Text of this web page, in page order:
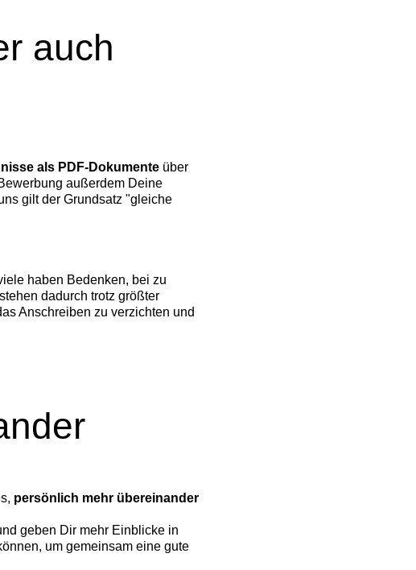
auch
als PDF-Dokumente über
außerdem Deine
gilt der Grundsatz "gleiche
haben Bedenken, bei zu
dadurch trotz größter
Anschreiben zu verzichten und
persönlich mehr übereinander
geben Dir mehr Einblicke in
um gemeinsam eine gute